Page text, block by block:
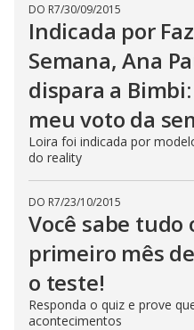
DO R7/30/09/2015
Indicada por
Semana, Ana
dispara a
meu voto da
Loira foi indicada por
do reality
DO R7/23/10/2015
Você sabe tudo
primeiro mês
o teste!
Responda o quiz e prove
acontecimentos